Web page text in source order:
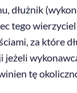
dłużnik
tego
za które
jeżeli
tę